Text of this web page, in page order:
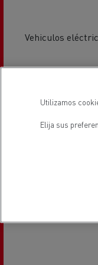
Vehiculos
ubicación
Utilizamos
Elija sus